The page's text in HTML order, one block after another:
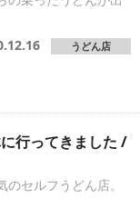
うどん店
行ってきました /
セルフうどん店。